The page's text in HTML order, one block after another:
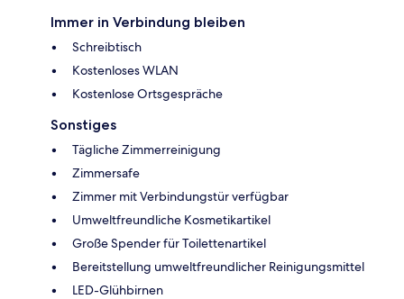
Immer in Verbindung bleiben
Schreibtisch
Kostenloses WLAN
Kostenlose Ortsgespräche
Sonstiges
Tägliche Zimmerreinigung
Zimmersafe
Zimmer mit Verbindungstür verfügbar
Umweltfreundliche Kosmetikartikel
Große Spender für Toilettenartikel
Bereitstellung umweltfreundlicher Reinigungsmittel
LED-Glühbirnen